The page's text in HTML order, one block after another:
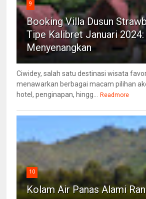
9
Booking Villa Dusun
Tipe Kalibret Januari 2024:
Menyenangkan
Ciwidey, salah satu destinasi wisata
menawarkan berbagai macam pilihan
hotel, penginapan, hingg...
Readmore
10
Kolam Air Panas Alami